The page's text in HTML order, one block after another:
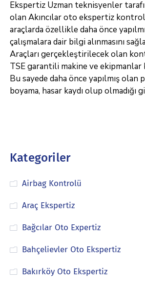
Ekspertiz Uzman teknisyenler
olan Akıncılar oto ekspertiz
araçlarda özellikle daha önce
çalışmalara dair bilgi alınmasını
Araçları gerçekleştirilecek olan
TSE garantili makine ve ekipmanlar
Bu sayede daha önce yapılmış olan
boyama, hasar kaydı olup olmadığı
Kategoriler
Airbag Kontrolü
Araç Ekspertiz
Bağcılar Oto Expertiz
Bahçelievler Oto Ekspertiz
Bakırköy Oto Ekspertiz